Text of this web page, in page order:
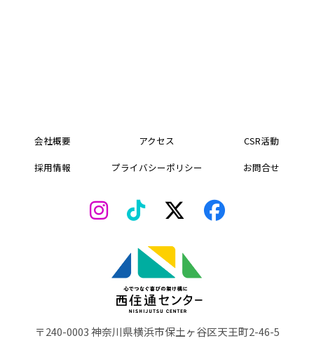
会社概要 アクセス
CSR活動
採用情報
プライバシーポリシー お問合せ
〒240-0003 神奈川県横浜市保土ヶ谷区天王町2-46-5